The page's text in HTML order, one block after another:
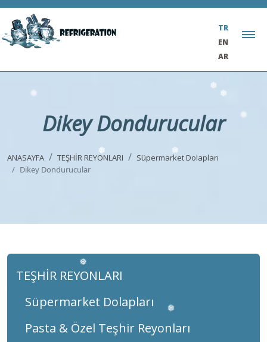
TR
EN
AR
Dikey Dondurucular
ANASAYFA TEŞHİR REYONLARI
Süpermarket Dolapları
Dikey Dondurucular
TEŞHİR REYONLARI
Süpermarket Dolapları
Pasta & Özel Teşhir Reyonları
❅
❅
❅
❅
❅
❅
❅